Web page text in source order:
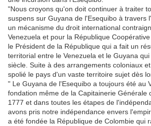
"Nous croyons qu'on doit continuer à traiter
suspens sur Guyana de l'Esequibo à travers
un mécanisme du droit international
Venezuela et pour la République
le Président de la République qui a fait un
territorial entre le Venezuela et le Guyana
siècle. Suite à des arrangements coloniaux
spolié le pays d'un vaste territoire sujet dès
" Le Guyana de l'Esequibo a toujours été au
fondation même de la Capitainerie Générale
1777 et dans toutes les étapes de
avons pris notre indépendance envers
a été fondée la République de Colombie qui